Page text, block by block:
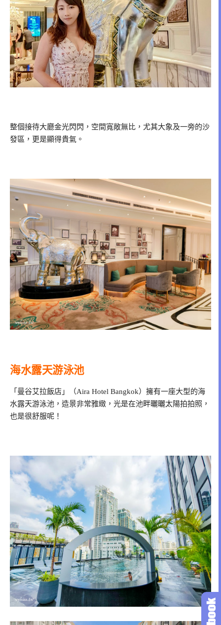
整個接待大廳金光閃閃，空間寬敞無比，尤其大象及一旁的沙
發區，更是顯得貴氣。
海水露天游泳池
「曼谷艾拉飯店」（Aira Hotel Bangkok）擁有一座大型的海
水露天游泳池，造景非常雅緻，光是在池畔曬曬太陽拍拍照，
也是很舒服呢！